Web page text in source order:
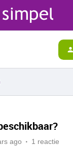
ago 1 reactie